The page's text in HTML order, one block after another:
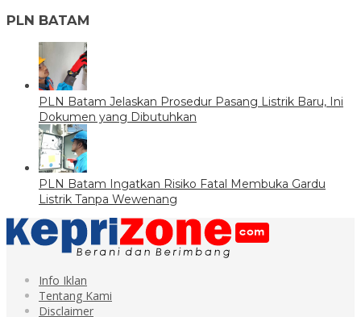
PLN BATAM
PLN Batam Jelaskan Prosedur Pasang Listrik Baru, Ini
Dokumen yang Dibutuhkan
PLN Batam Ingatkan Risiko Fatal Membuka Gardu
Listrik Tanpa Wewenang
Info Iklan
Tentang Kami
Disclaimer